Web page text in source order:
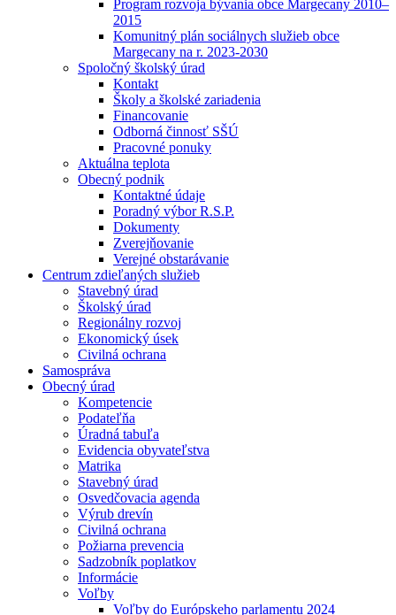
Program rozvoja bývania obce Margecany 2010–
2015
Komunitný plán sociálnych služieb obce
Margecany na r. 2023-2030
Spoločný školský úrad
Kontakt
Školy a školské zariadenia
Financovanie
Odborná činnosť SŠÚ
Pracovné ponuky
Aktuálna teplota
Obecný podnik
Kontaktné údaje
Poradný výbor R.S.P.
Dokumenty
Zverejňovanie
Verejné obstarávanie
Centrum zdieľaných služieb
Stavebný úrad
Školský úrad
Regionálny rozvoj
Ekonomický úsek
Civilná ochrana
Samospráva
Obecný úrad
Kompetencie
Podateľňa
Úradná tabuľa
Evidencia obyvateľstva
Matrika
Stavebný úrad
Osvedčovacia agenda
Výrub drevín
Civilná ochrana
Požiarna prevencia
Sadzobník poplatkov
Informácie
Voľby
Voľby do Európskeho parlamentu 2024